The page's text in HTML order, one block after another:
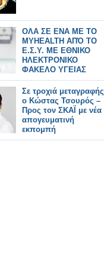
ΟΛΑ ΣΕ ΕΝΑ ΜΕ ΤΟ
MYHEALTH ΑΠΌ ΤΟ
Ε.Σ.Υ. ΜΕ ΕΘΝΙΚΟ
ΗΛΕΚΤΡΟΝΙΚΟ
ΦΑΚΕΛΟ ΥΓΕΙΑΣ
Σε τροχιά μεταγραφής
ο Κώστας Τσουρός –
Προς τον ΣΚΑΪ με νέα
απογευματινή
εκπομπή